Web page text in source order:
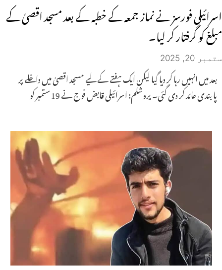
اسرائیلی فورسز نے نماز جمعہ کے خطبہ کے بعد مسجد اقصیٰ کے
مبلغ کو گرفتار کر لیا۔
ستمبر 20, 2025
بعد میں انہیں رہا کر دیا گیا لیکن ایک ہفتے کے لیے مسجد اقصیٰ میں داخلے پر
پابندی عائد کر دی گئی۔ یروشلم: اسرائیلی قابض فوج نے 19 ستمبر کو